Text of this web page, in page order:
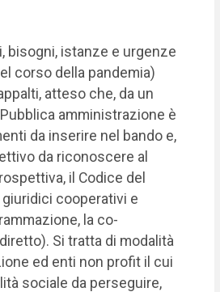
bisogni, istanze e urgenze
corso della pandemia)
atteso che, da un
amministrazione è
da inserire nel bando e,
da riconoscere al
il Codice del
cooperativi e
la co-
Si tratta di modalità
ed enti non profit il cui
sociale da perseguire,